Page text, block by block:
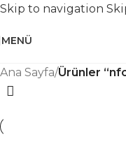
Skip to navigation
MENÜ
Ana Sayfa/Ürünler